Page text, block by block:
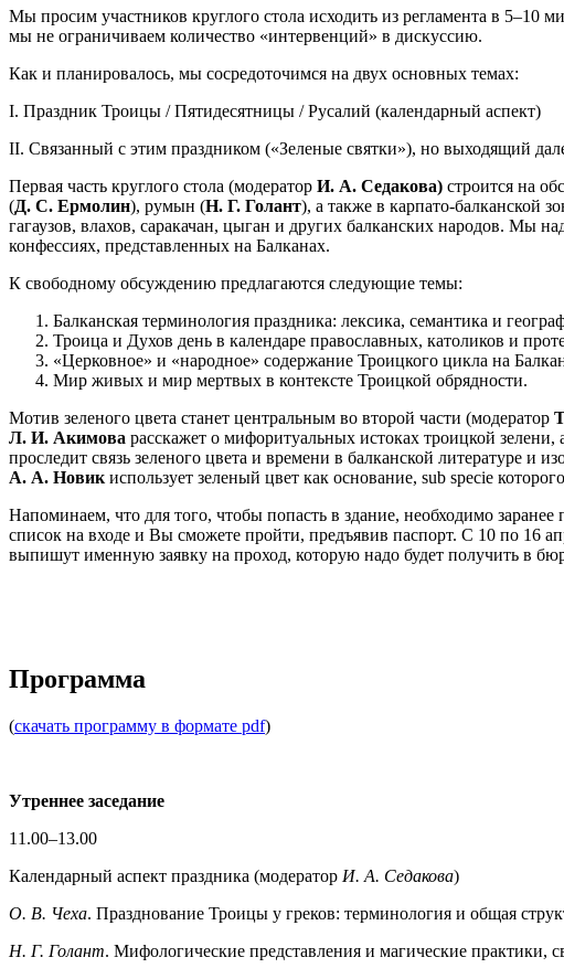
Мы просим участников круглого стола исходить из регламента в
мы не ограничиваем количество «интервенций» в дискуссию.
Как и планировалось, мы сосредоточимся на двух основных темах:
I. Праздник Троицы / Пятидесятницы / Русалий (календарный аспект)
II. Cвязанный с этим праздником («Зеленые святки»), но выходящий
Первая часть круглого стола (модератор И. А. Седакова) строится на
(Д. С. Ермолин), румын (Н. Г. Голант), а также в карпато-балканской
гагаузов, влахов, саракачан, цыган и других балканских народов. Мы
конфессиях, представленных на Балканах.
К свободному обсуждению предлагаются следующие темы:
Балканская терминология праздника: лексика, семантика и
Троица и Духов день в календаре православных, католиков и
«Церковное» и «народное» содержание Троицкого цикла на
Мир живых и мир мертвых в контексте Троицкой обрядности.
Мотив зеленого цвета станет центральным во второй части (модератор
Л. И. Акимова расскажет о мифоритуальных истоках троицкой зелени,
проследит связь зеленого цвета и времени в балканской литературе и
А. А. Новик использует зеленый цвет как основание, sub specie
Напоминаем, что для того, чтобы попасть в здание, необходимо заранее
список на входе и Вы сможете пройти, предъявив паспорт. С 10 по 16
выпишут именную заявку на проход, которую надо будет получить в
Программа
(скачать программу в формате pdf)
Утреннее заседание
11.00–13.00
Календарный аспект праздника (модератор И. А. Седакова)
О. В. Чеха. Празднование Троицы у греков: терминология и общая
Н. Г. Голант. Мифологические представления и магические практики,